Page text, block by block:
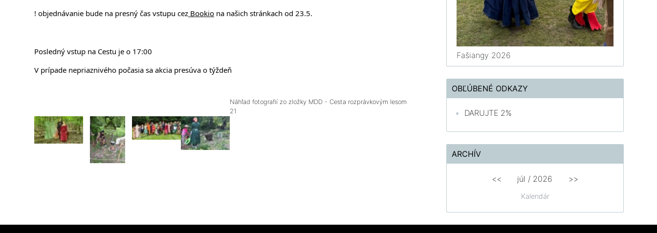
! objednávanie bude na presný čas vstupu cez Bookio na našich stránkach od 23.5.
Posledný vstup na Cestu je o 17:00
V prípade nepriaznivého počasia sa akcia presúva o týždeň
Náhľad fotografií zo zložky MDD - Cesta rozprávkovým lesom
21
Fašiangy 2026
OBĽÚBENÉ ODKAZY
DARUJTE 2%
ARCHÍV
Kalendár
<< júl / 2026 >>